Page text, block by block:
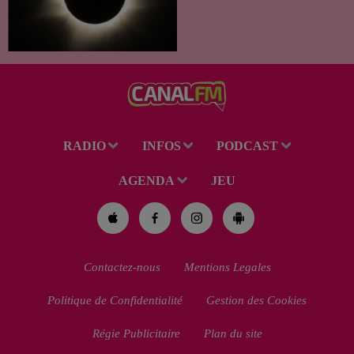
RADIO INFOS PODCAST
AGENDA JEU
Contactez-nous Mentions Legales
Politique de Confidentialité Gestion des Cookies
Régie Publicitaire Plan du site